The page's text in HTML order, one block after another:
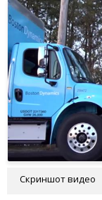
Скриншот видео